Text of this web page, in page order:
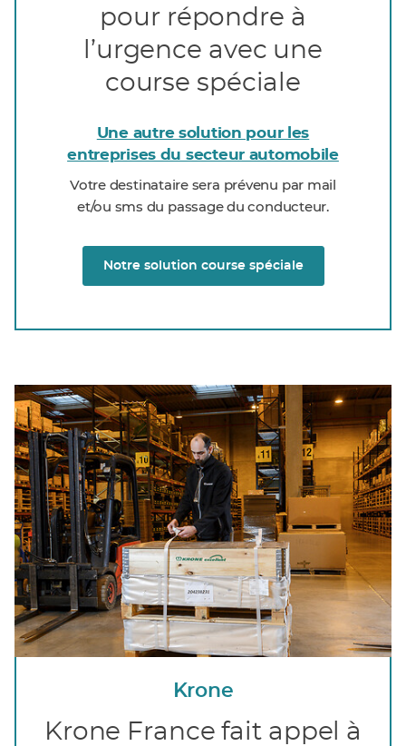
pour répondre à
l’urgence avec une
course spéciale
Une autre solution pour les
entreprises du secteur automobile
Votre destinataire sera prévenu par mail
et/ou sms du passage du conducteur.
Notre solution course spéciale
Krone
Krone France fait appel à